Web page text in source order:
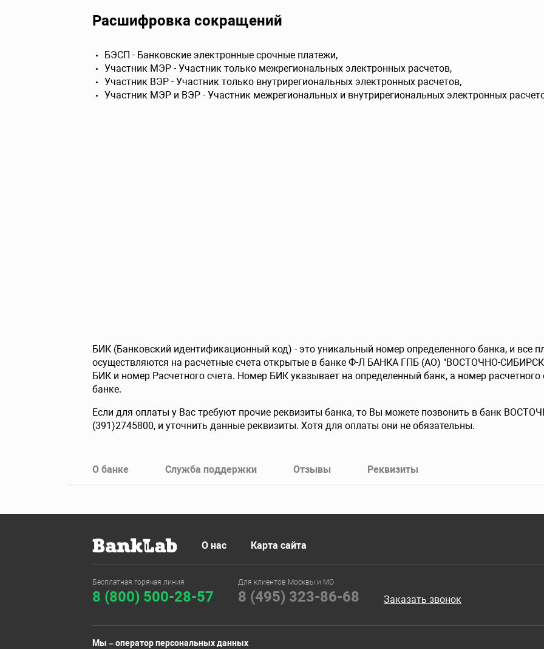
Расшифровка сокращений
БЭСП - Банковские электронные срочные платежи,
Участник МЭР - Участник только межрегиональных электронных расчетов,
Участник ВЭР - Участник только внутрирегиональных электронных расчетов,
Участник МЭР и ВЭР - Участник межрегиональных и внутрирегиональных электронных
БИК (Банковский идентификационный код) - это уникальный номер определенного банка, и все
осуществляются на расчетные счета открытые в банке Ф-Л БАНКА ГПБ (АО) "ВОСТОЧНО-
БИК и номер Расчетного счета. Номер БИК указывает на определенный банк, а номер
банке.
Если для оплаты у Вас требуют прочие реквизиты банка, то Вы можете позвонить в банк
(391)2745800, и уточнить данные реквизиты. Хотя для оплаты они не обязательны.
О банке Служба поддержки Отзывы Реквизиты
О нас Карта сайта
Бесплатная горячая линия
8 (800) 500-28-57
Для клиентов Москвы и МО
8 (495) 323-86-68 Заказать звонок
Мы – оператор персональных данных